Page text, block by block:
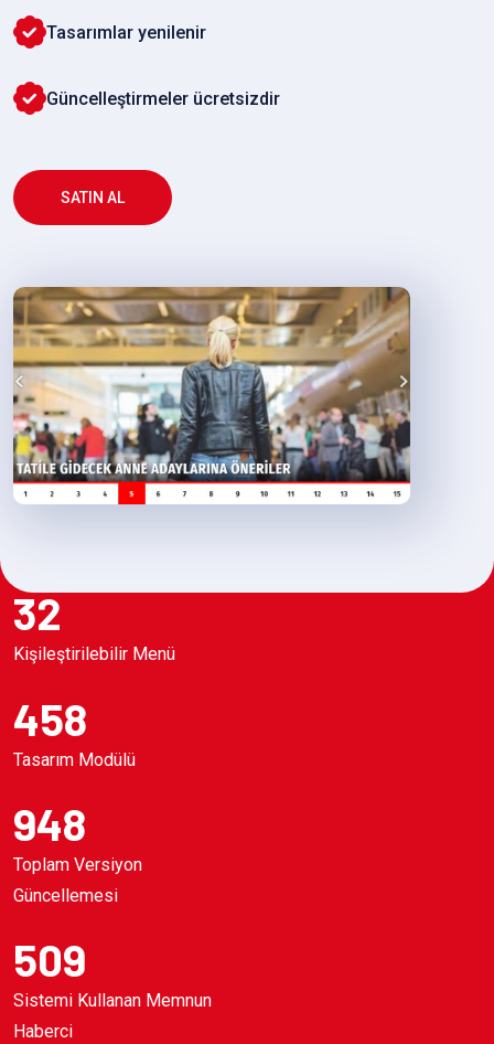
Tasarımlar yenilenir
Güncelleştirmeler ücretsizdir
SATIN AL
32
Kişileştirilebilir Menü
458
Tasarım Modülü
948
Toplam Versiyon
Güncellemesi
509
Sistemi Kullanan Memnun
Haberci